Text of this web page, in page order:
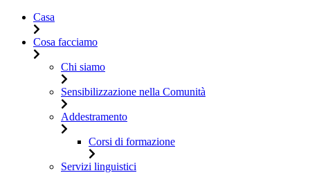
Casa
Cosa facciamo
Chi siamo
Sensibilizzazione nella Comunità
Addestramento
Corsi di formazione
Servizi linguistici